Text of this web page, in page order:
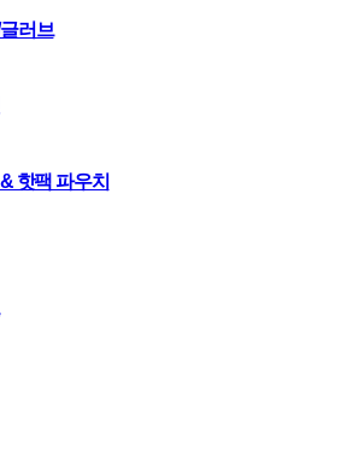
러브
핫팩 파우치